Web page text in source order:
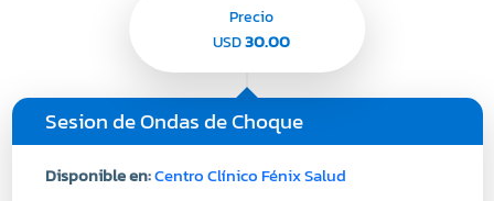
Sesion de Ondas de Choque
Disponible en:Centro Clínico Fénix Salud
Precio
USD30.00